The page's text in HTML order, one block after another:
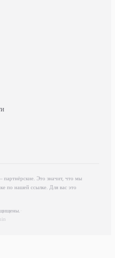
партнёрские. Это значит, что мы
по нашей ссылке. Для вас это
·